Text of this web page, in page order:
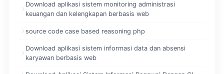
Download aplikasi sistem monitoring administrasi
keuangan dan kelengkapan berbasis web
source code case based reasoning php
Download aplikasi sistem informasi data dan absensi
karyawan berbasis web